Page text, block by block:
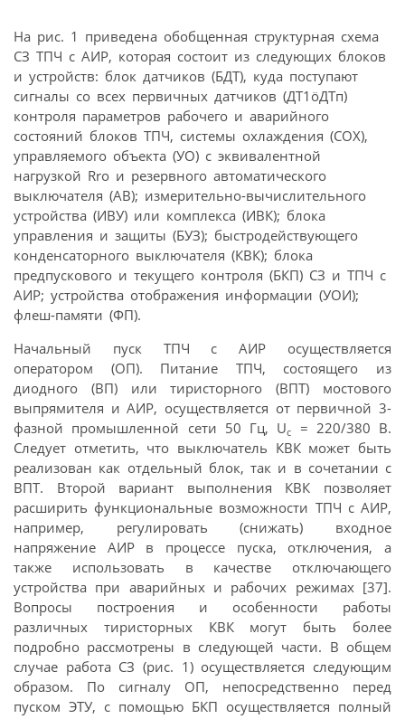
На рис. 1 приведена обобщенная структурная схема
СЗ ТПЧ с АИР, которая состоит из следующих блоков
и устройств: блок датчиков (БДТ), куда поступают
сигналы со всех первичных датчиков (ДТ1öДТп)
контроля параметров рабочего и аварийного
состояний блоков ТПЧ, системы охлаждения (СОХ),
управляемого объекта (УО) с эквивалентной
нагрузкой Rro и резервного автоматического
выключателя (АВ); измерительно-вычислительного
устройства (ИВУ) или комплекса (ИВК); блока
управления и защиты (БУЗ); быстродействующего
конденсаторного выключателя (КВК); блока
предпускового и текущего контроля (БКП) СЗ и ТПЧ с
АИР; устройства отображения информации (УОИ);
флеш-памяти (ФП).
Начальный пуск ТПЧ с АИР осуществляется
оператором (ОП). Питание ТПЧ, состоящего из
диодного (ВП) или тиристорного (ВПТ) мостового
выпрямителя и АИР, осуществляется от первичной 3-
фазной промышленной сети 50 Гц, Uc
= 220/380 В.
Следует отметить, что выключатель КВК может быть
реализован как отдельный блок, так и в сочетании с
ВПТ. Второй вариант выполнения КВК позволяет
расширить функциональные возможности ТПЧ с АИР,
например, регулировать (снижать) входное
напряжение АИР в процессе пуска, отключения, а
также использовать в качестве отключающего
устройства при аварийных и рабочих режимах [37].
Вопросы построения и особенности работы
различных тиристорных КВК могут быть более
подробно рассмотрены в следующей части. В общем
случае работа СЗ (рис. 1) осуществляется следующим
образом. По сигналу ОП, непосредственно перед
пуском ЭТУ, с помощью БКП осуществляется полный